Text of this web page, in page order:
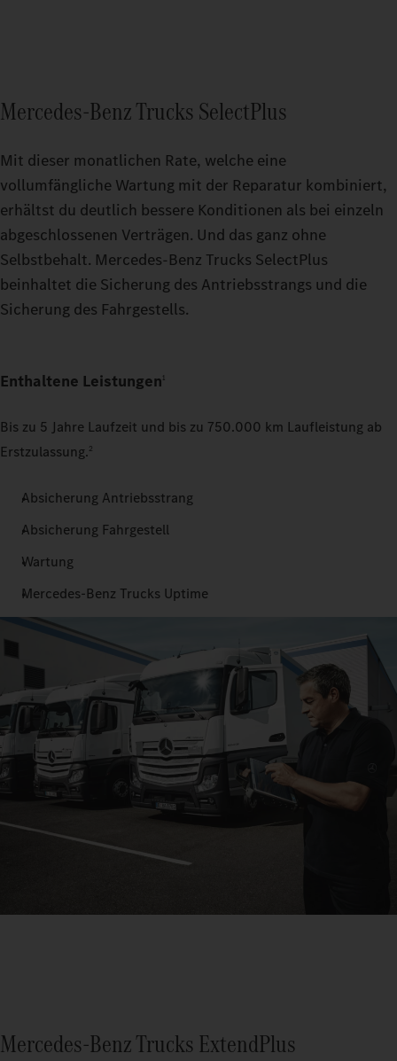
Mercedes‑Benz Trucks SelectPlus
Mit dieser monatlichen Rate, welche eine
vollumfängliche Wartung mit der Reparatur kombiniert,
erhältst du deutlich bessere Konditionen als bei einzeln
abgeschlossenen Verträgen. Und das ganz ohne
Selbstbehalt. Mercedes‑Benz Trucks SelectPlus
beinhaltet die Sicherung des Antriebsstrangs und die
Sicherung des Fahrgestells.
Enthaltene Leistungen1
Bis zu 5 Jahre Laufzeit und bis zu 750.000 km Laufleistung ab
Erstzulassung.2
Absicherung Antriebsstrang
Absicherung Fahrgestell
Wartung
Mercedes‑Benz Trucks Uptime
Mercedes‑Benz Trucks ExtendPlus